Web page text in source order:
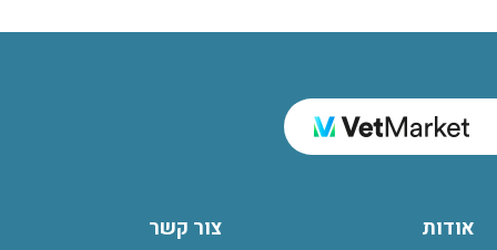
אודות צור קשר